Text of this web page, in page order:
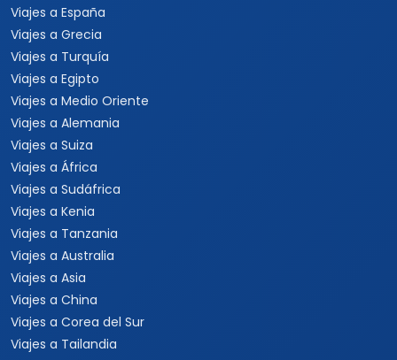
Viajes a España
Viajes a Grecia
Viajes a Turquía
Viajes a Egipto
Viajes a Medio Oriente
Viajes a Alemania
Viajes a Suiza
Viajes a África
Viajes a Sudáfrica
Viajes a Kenia
Viajes a Tanzania
Viajes a Australia
Viajes a Asia
Viajes a China
Viajes a Corea del Sur
Viajes a Tailandia